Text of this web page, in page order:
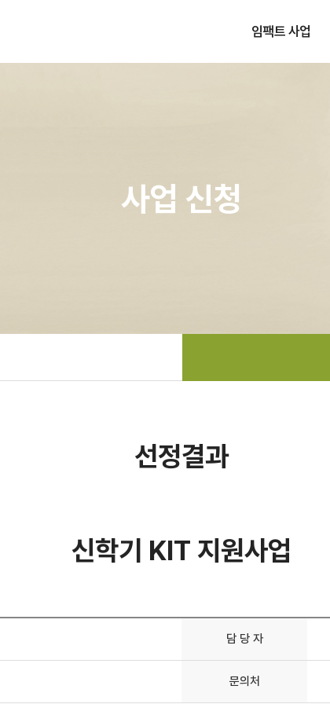
임팩트 사업
사업 신청
선정결과
신학기 KIT 지원사업
담 당 자
문의처